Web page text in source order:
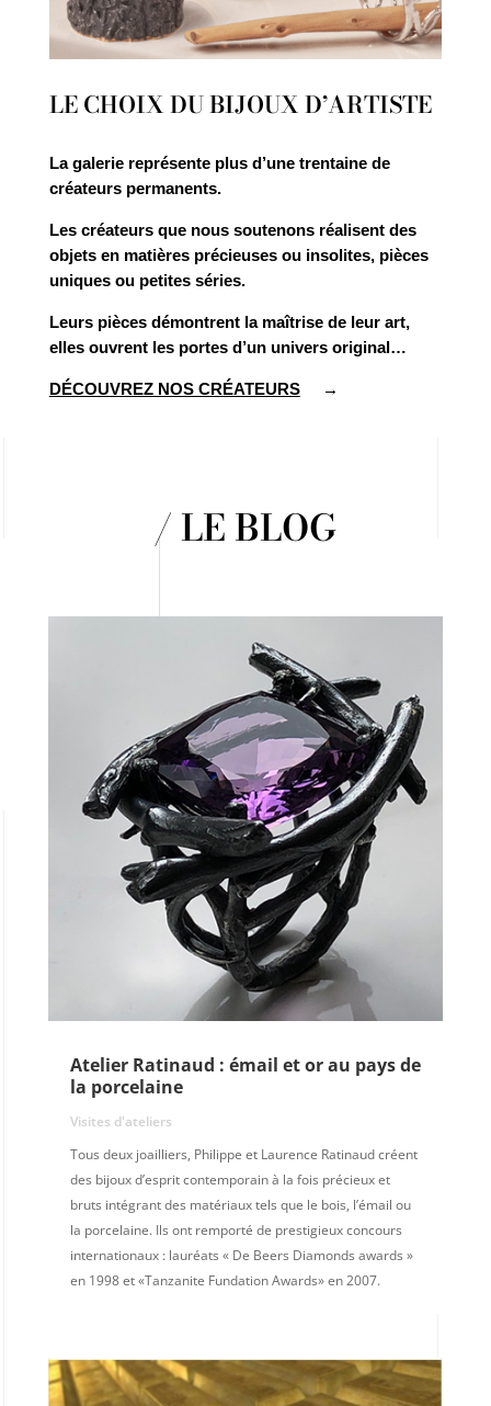
LE CHOIX DU BIJOUX D’ARTISTE
La galerie représente plus d’une trentaine de
créateurs permanents.
Les créateurs que nous soutenons réalisent des
objets en matières précieuses ou insolites, pièces
uniques ou petites séries.
Leurs pièces démontrent la maîtrise de leur art,
elles ouvrent les portes d’un univers original…
DÉCOUVREZ NOS CRÉATEURS→
/ LE BLOG
Atelier Ratinaud : émail et or au pays de
la porcelaine
Visites d'ateliers
Tous deux joailliers, Philippe et Laurence Ratinaud créent
des bijoux d’esprit contemporain à la fois précieux et
bruts intégrant des matériaux tels que le bois, l’émail ou
la porcelaine. Ils ont remporté de prestigieux concours
internationaux : lauréats « De Beers Diamonds awards »
en 1998 et «Tanzanite Fundation Awards» en 2007.